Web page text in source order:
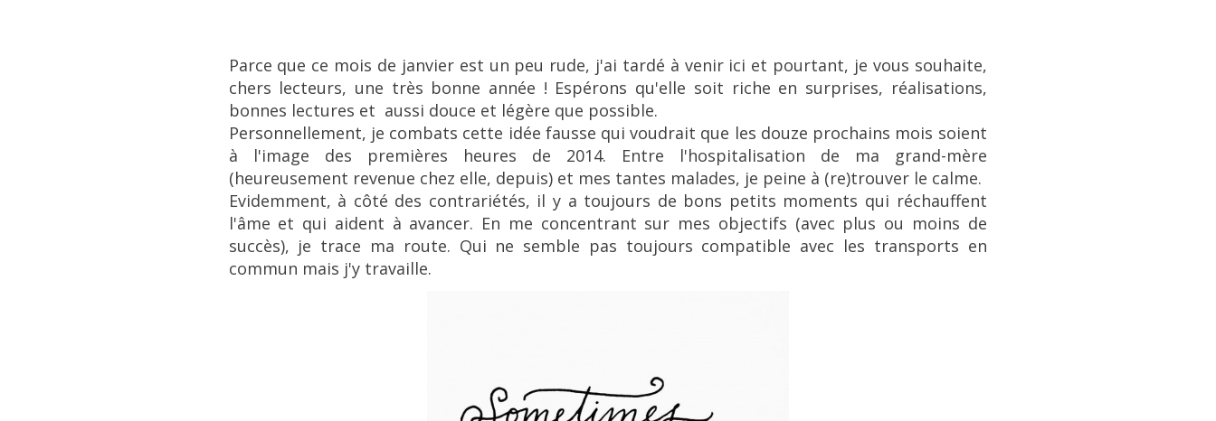
Parce que ce mois de janvier est un peu rude, j'ai tardé à venir ici et pourtant, je vous souhaite,
chers lecteurs, une très bonne année ! Espérons qu'elle soit riche en surprises, réalisations,
bonnes lectures et aussi douce et légère que possible.
Personnellement, je combats cette idée fausse qui voudrait que les douze prochains mois soient
à l'image des premières heures de 2014. Entre l'hospitalisation de ma grand-mère
(heureusement revenue chez elle, depuis) et mes tantes malades, je peine à (re)trouver le calme.
Evidemment, à côté des contrariétés, il y a toujours de bons petits moments qui réchauffent
l'âme et qui aident à avancer. En me concentrant sur mes objectifs (avec plus ou moins de
succès), je trace ma route. Qui ne semble pas toujours compatible avec les transports en
commun mais j'y travaille.